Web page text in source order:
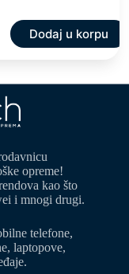
Dodaj u korpu
opreme!
kao što
i mnogi drugi.
telefone,
laptopove,